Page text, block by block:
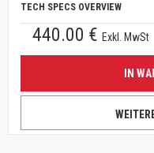
TECH SPECS OVERVIEW
440.00 € Exkl. MwSt
IN